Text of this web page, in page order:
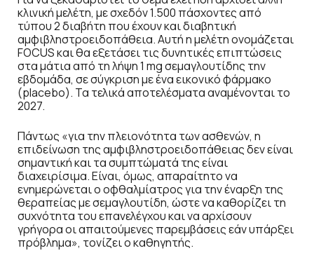
κλινική μελέτη, με σχεδόν 1.500 πάσχοντες από
τύπου 2 διαβήτη που έχουν και διαβητική
αμφιβληστροειδοπάθεια. Αυτή η μελέτη ονομάζεται
FOCUS και θα εξετάσει τις δυνητικές επιπτώσεις
στα μάτια από τη λήψη 1 mg σεμαγλουτίδης την
εβδομάδα, σε σύγκριση με ένα εικονικό φάρμακο
(placebo). Τα τελικά αποτελέσματα αναμένονται το
2027.
Πάντως «για την πλειονότητα των ασθενών, η
επιδείνωση της αμφιβληστροειδοπάθειας δεν είναι
σημαντική και τα συμπτώματά της είναι
διαχειρίσιμα. Είναι, όμως, απαραίτητο να
ενημερώνεται ο οφθαλμίατρος για την έναρξη της
θεραπείας με σεμαγλουτίδη, ώστε να καθορίζει τη
συχνότητα του επανελέγχου και να αρχίσουν
γρήγορα οι απαιτούμενες παρεμβάσεις εάν υπάρξει
πρόβλημα», τονίζει ο καθηγητής.